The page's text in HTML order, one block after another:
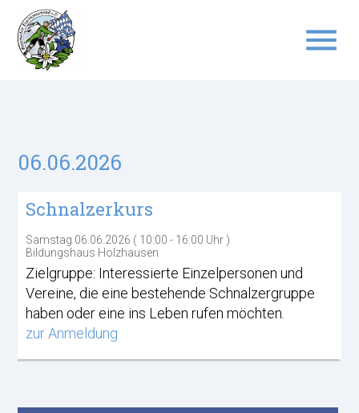
menu
06.06.2026
Schnalzerkurs
Samstag 06.06.2026 ( 10:00 - 16:00 Uhr )
Bildungshaus Holzhausen
Zielgruppe: Interessierte Einzelpersonen und
Vereine, die eine bestehende Schnalzergruppe
haben oder eine ins Leben rufen möchten.
zur Anmeldung